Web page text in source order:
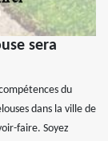
sera
du
dans la ville de
faire. Soyez